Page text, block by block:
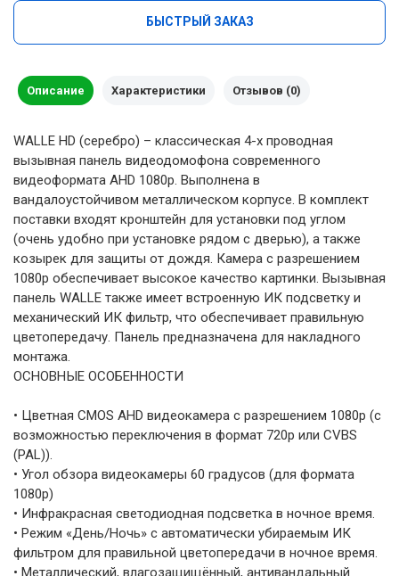
БЫСТРЫЙ ЗАКАЗ
Описание Характеристики Отзывов (0)
WALLE HD (серебро) – классическая 4-х проводная
вызывная панель видеодомофона современного
видеоформата AHD 1080p. Выполнена в
вандалоустойчивом металлическом корпусе. В комплект
поставки входят кронштейн для установки под углом
(очень удобно при установке рядом с дверью), а также
козырек для защиты от дождя. Камера с разрешением
1080p обеспечивает высокое качество картинки. Вызывная
панель WALLE также имеет встроенную ИК подсветку и
механический ИК фильтр, что обеспечивает правильную
цветопередачу. Панель предназначена для накладного
монтажа.
ОСНОВНЫЕ ОСОБЕННОСТИ
• Цветная CMOS AHD видеокамера с разрешением 1080p (с
возможностью переключения в формат 720p или CVBS
(PAL)).
• Угол обзора видеокамеры 60 градусов (для формата
1080p)
• Инфракрасная светодиодная подсветка в ночное время.
• Режим «День/Ночь» с автоматически убираемым ИК
фильтром для правильной цветопередачи в ночное время.
• Металлический, влагозащищённый, антивандальный